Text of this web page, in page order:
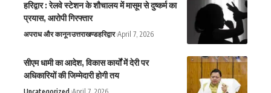
हरिद्वार : रेलवे स्टेशन के शौचालय में मासूम से दुष्कर्म का
प्रयास, आरोपी गिरफ्तार
अपराध और कानूनउत्तराखण्डहरिद्वार April 7, 2026
सीएम धामी का आदेश, विकास कार्यों में देरी पर
अधिकारियों की जिम्मेदारी होगी तय